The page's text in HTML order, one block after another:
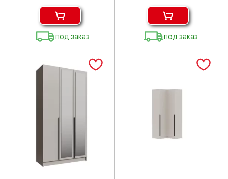
под заказ под заказ